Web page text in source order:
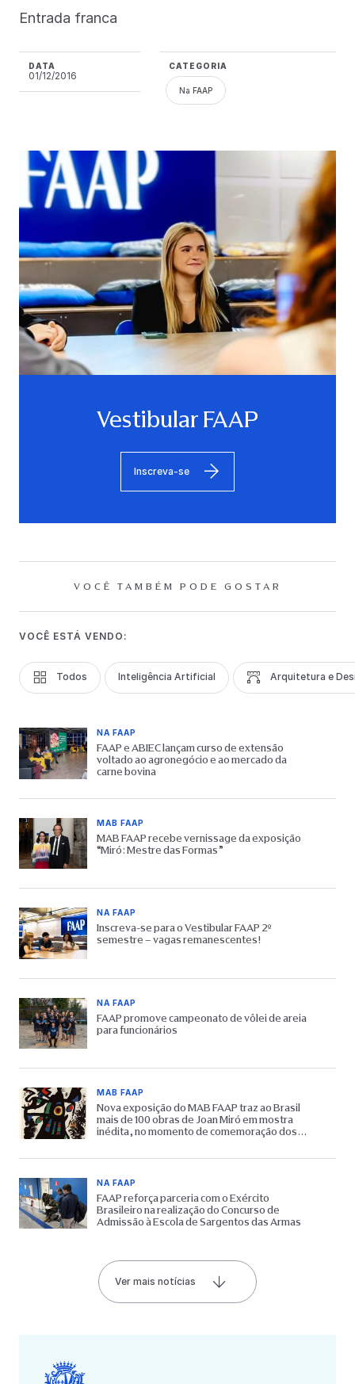
Entrada franca
DATA
01/12/2016
CATEGORIA
Na FAAP
Vestibular FAAP
Inscreva-se
VOCÊ TAMBÉM PODE GOSTAR
VOCÊ ESTÁ VENDO:
Todos Inteligência Artificial Arquitetura e
NA FAAP
FAAP e ABIEC lançam curso de extensão
voltado ao agronegócio e ao mercado da
carne bovina
MAB FAAP
MAB FAAP recebe vernissage da exposição
“Miró: Mestre das Formas”
NA FAAP
Inscreva-se para o Vestibular FAAP 2º
semestre – vagas remanescentes!
NA FAAP
FAAP promove campeonato de vôlei de areia
para funcionários
MAB FAAP
Nova exposição do MAB FAAP traz ao Brasil
mais de 100 obras de Joan Miró em mostra
inédita, no momento de comemoração dos
NA FAAP
FAAP reforça parceria com o Exército
Brasileiro na realização do Concurso de
Admissão à Escola de Sargentos das Armas
Ver mais notícias